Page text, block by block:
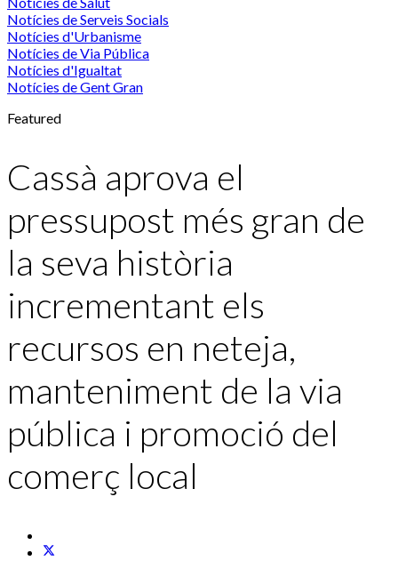
Notícies de Serveis Socials
Notícies d'Urbanisme
Notícies de Via Pública
Notícies d'Igualtat
Notícies de Gent Gran
Featured
Cassà aprova el
pressupost més gran de
la seva història
incrementant els
recursos en neteja,
manteniment de la via
pública i promoció del
comerç local